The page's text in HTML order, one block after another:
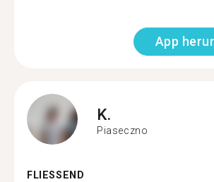
App
K.
Piaseczno
FLIESSEND